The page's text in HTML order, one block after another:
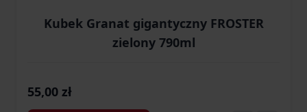
Kubek Granat gigantyczny FROSTER
zielony 790ml
55,00 zł